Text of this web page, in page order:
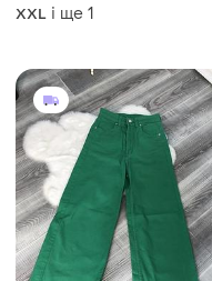
XXL і ще 1